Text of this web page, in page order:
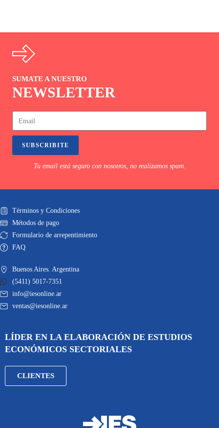
SUMATE A NUESTRO
NEWSLETTER
SUBSCRIBITE
Tu email está seguro con nosotros, no realizamos spam.
Términos y Condiciones
Métodos de pago
Formulario de arrepentimiento
FAQ
Buenos Aires. Argentina
(5411) 5017-7351
info@iesonline.ar
ventas@iesonline.ar
LÍDER EN LA ELABORACIÓN DE ESTUDIOS
ECONÓMICOS SECTORIALES
CLIENTES